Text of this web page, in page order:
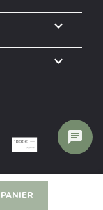

keyboard_arrow_down
chat